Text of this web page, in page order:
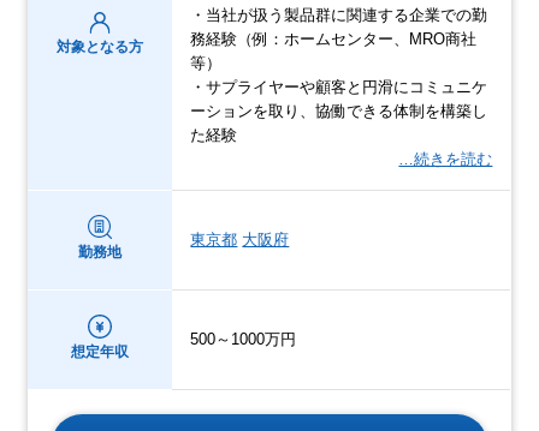
対象となる方
・当社が扱う製品群に関連する企業での勤
務経験（例：ホームセンター、MRO商社
等）
・サプライヤーや顧客と円滑にコミュニケ
ーションを取り、協働できる体制を構築し
た経験
…続きを読む
勤務地
東京都 大阪府
想定年収
500～1000万円